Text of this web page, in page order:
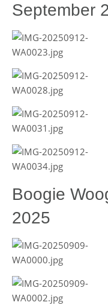
September
Boogie
2025